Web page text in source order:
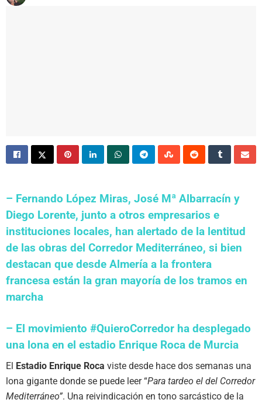
– Fernando López Miras, José Mª Albarracín y
Diego Lorente, junto a otros empresarios e
instituciones locales, han alertado de la lentitud
de las obras del Corredor Mediterráneo, si bien
destacan que desde Almería a la frontera
francesa están la gran mayoría de los tramos en
marcha
– El movimiento #QuieroCorredor ha desplegado
una lona en el estadio Enrique Roca de Murcia
El Estadio Enrique Roca viste desde hace dos semanas una
lona gigante donde se puede leer “Para tardeo el del Corredor
Mediterráneo”. Una reivindicación en tono sarcástico de la